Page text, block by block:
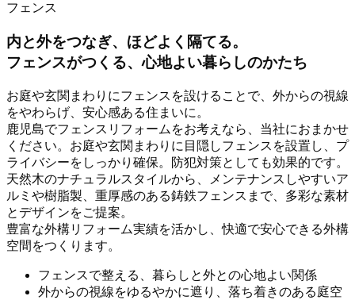
フェンス
内と外をつなぎ、ほどよく隔てる。
フェンスがつくる、心地よい暮らしのかたち
お庭や玄関まわりにフェンスを設けることで、外からの視線
をやわらげ、安心感ある住まいに。
鹿児島でフェンスリフォームをお考えなら、当社におまかせ
ください。お庭や玄関まわりに目隠しフェンスを設置し、プ
ライバシーをしっかり確保。防犯対策としても効果的です。
天然木のナチュラルスタイルから、メンテナンスしやすいア
ルミや樹脂製、重厚感のある鋳鉄フェンスまで、多彩な素材
とデザインをご提案。
豊富な外構リフォーム実績を活かし、快適で安心できる外構
空間をつくります。
フェンスで整える、暮らしと外との心地よい関係
外からの視線をゆるやかに遮り、落ち着きのある庭空